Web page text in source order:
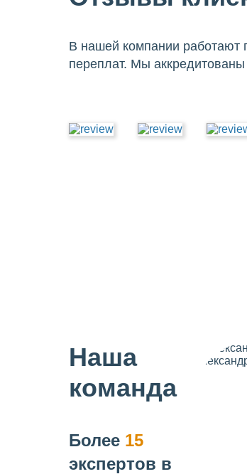
В нашей компании работают
переплат. Мы
Наша
команда
Более 15
экспертов в